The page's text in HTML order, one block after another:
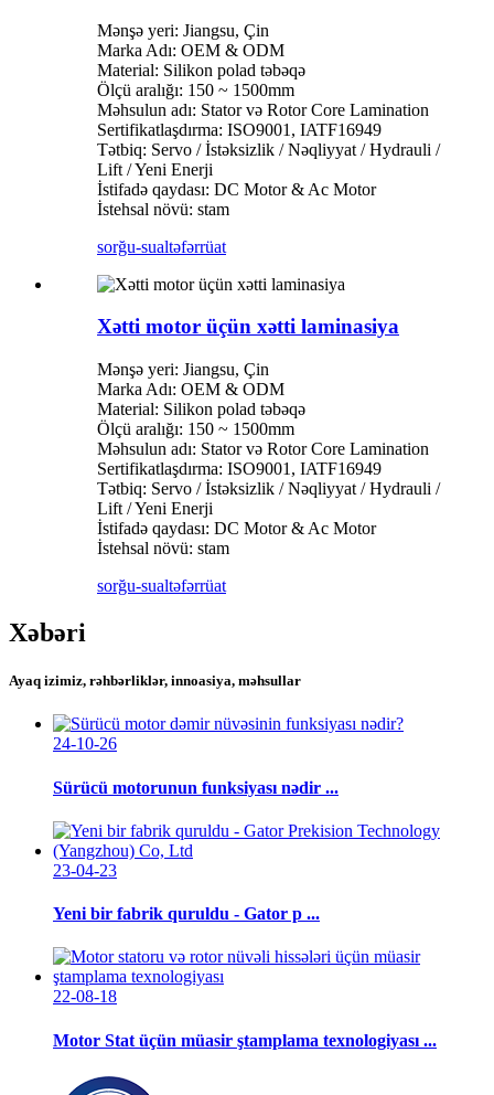
Mənşə yeri: Jiangsu, Çin
Marka Adı: OEM & ODM
Material: Silikon polad təbəqə
Ölçü aralığı: 150 ~ 1500mm
Məhsulun adı: Stator və Rotor Core Lamination
Sertifikatlaşdırma: ISO9001, IATF16949
Tətbiq: Servo / İstəksizlik / Nəqliyyat / Hydrauli /
Lift / Yeni Enerji
İstifadə qaydası: DC Motor & Ac Motor
İstehsal növü: stam
sorğu-sualtəfərrüat
Xətti motor üçün xətti laminasiya
Mənşə yeri: Jiangsu, Çin
Marka Adı: OEM & ODM
Material: Silikon polad təbəqə
Ölçü aralığı: 150 ~ 1500mm
Məhsulun adı: Stator və Rotor Core Lamination
Sertifikatlaşdırma: ISO9001, IATF16949
Tətbiq: Servo / İstəksizlik / Nəqliyyat / Hydrauli /
Lift / Yeni Enerji
İstifadə qaydası: DC Motor & Ac Motor
İstehsal növü: stam
sorğu-sualtəfərrüat
Xəbəri
Ayaq izimiz, rəhbərliklər, innoasiya, məhsullar
24-10-26
Sürücü motorunun funksiyası nədir ...
23-04-23
Yeni bir fabrik quruldu - Gator p ...
22-08-18
Motor Stat üçün müasir ştamplama texnologiyası ...